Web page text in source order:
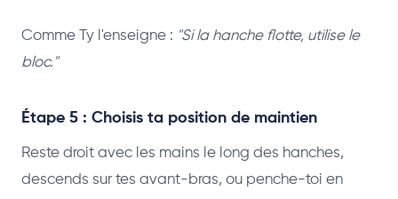
Comme Ty l'enseigne : "Si la hanche flotte, utilise le
bloc."
Étape 5 : Choisis ta position de maintien
Reste droit avec les mains le long des hanches,
descends sur tes avant-bras, ou penche-toi en